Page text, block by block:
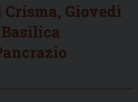
Crisma, Giovedì